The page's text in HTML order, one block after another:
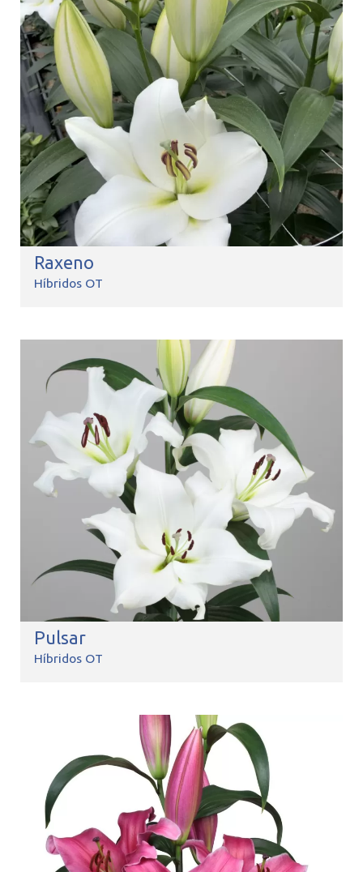
Raxeno
Híbridos OT
Pulsar
Híbridos OT